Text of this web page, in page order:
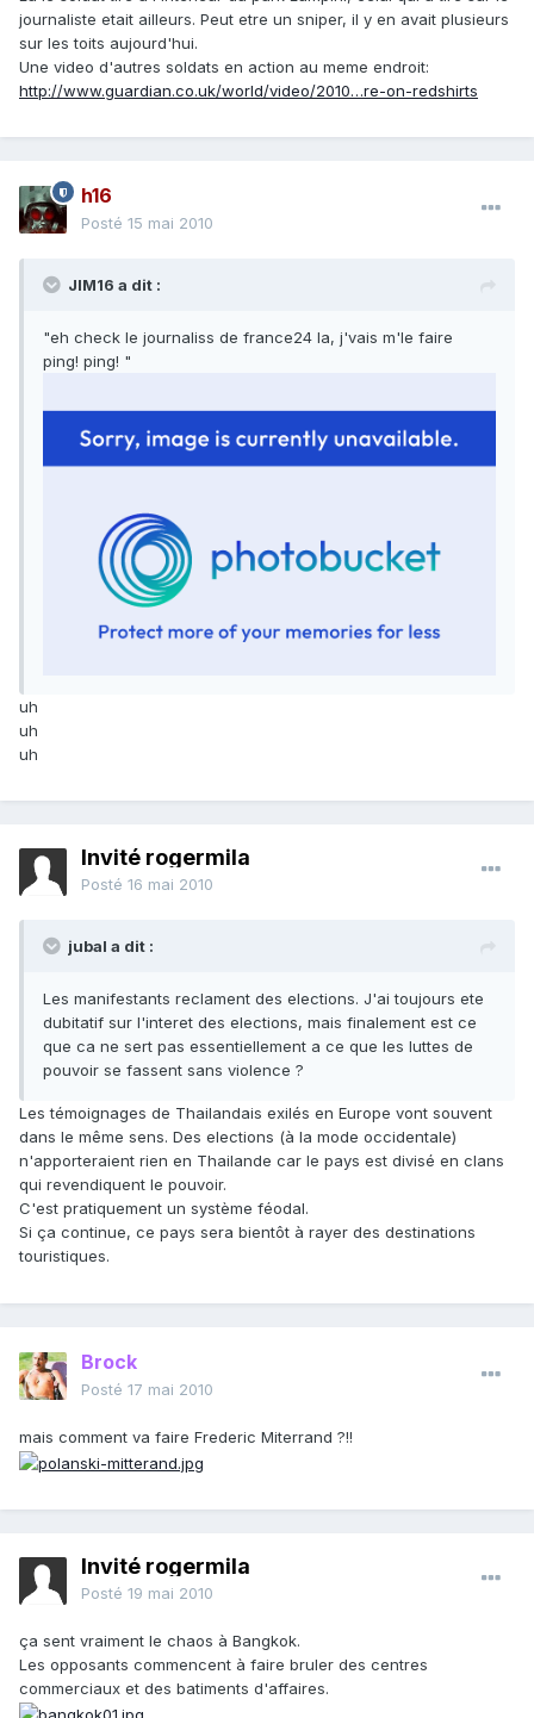
journaliste etait ailleurs. Peut etre un sniper, il y en avait plusieurs
sur les toits aujourd'hui.
Une video d'autres soldats en action au meme endroit:
http://www.guardian.co.uk/world/video/2010…re-on-redshirts
h16
Posté 15 mai 2010
JIM16 a dit :
"eh check le journaliss de france24 la, j'vais m'le faire
ping! ping! "
uh
uh
uh
Invité rogermila
Posté 16 mai 2010
jubal a dit :
Les manifestants reclament des elections. J'ai toujours ete
dubitatif sur l'interet des elections, mais finalement est ce
que ca ne sert pas essentiellement a ce que les luttes de
pouvoir se fassent sans violence ?
Les témoignages de Thailandais exilés en Europe vont souvent
dans le même sens. Des elections (à la mode occidentale)
n'apporteraient rien en Thailande car le pays est divisé en clans
qui revendiquent le pouvoir.
C'est pratiquement un système féodal.
Si ça continue, ce pays sera bientôt à rayer des destinations
touristiques.
Brock
Posté 17 mai 2010
mais comment va faire Frederic Miterrand ?!!
Invité rogermila
Posté 19 mai 2010
ça sent vraiment le chaos à Bangkok.
Les opposants commencent à faire bruler des centres
commerciaux et des batiments d'affaires.